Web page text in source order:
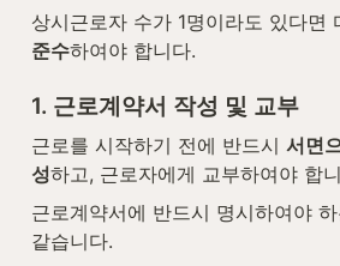
상시근로자 수가 1명이라도 있다면
준수하여야 합니다.
1. 근로계약서 작성 및 교부
근로를 시작하기 전에 반드시 서면
성하고, 근로자에게 교부하여야 합
근로계약서에 반드시 명시하여야
같습니다.